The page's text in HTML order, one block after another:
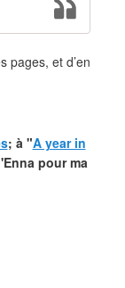
pages, et d’en
; à "A year in
pour ma